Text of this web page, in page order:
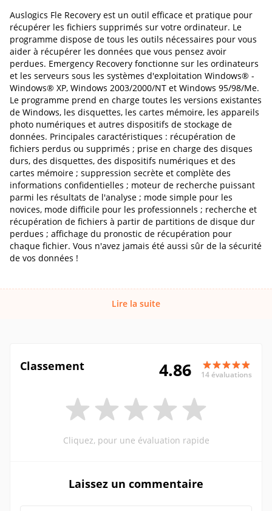
Auslogics Fle Recovery est un outil efficace et pratique pour
récupérer les fichiers supprimés sur votre ordinateur. Le
programme dispose de tous les outils nécessaires pour vous
aider à récupérer les données que vous pensez avoir
perdues. Emergency Recovery fonctionne sur les ordinateurs
et les serveurs sous les systèmes d'exploitation Windows® -
Windows® XP, Windows 2003/2000/NT et Windows 95/98/Me.
Le programme prend en charge toutes les versions existantes
de Windows, les disquettes, les cartes mémoire, les appareils
photo numériques et autres dispositifs de stockage de
données. Principales caractéristiques : récupération de
fichiers perdus ou supprimés ; prise en charge des disques
durs, des disquettes, des dispositifs numériques et des
cartes mémoire ; suppression secrète et complète des
informations confidentielles ; moteur de recherche puissant
parmi les résultats de l'analyse ; mode simple pour les
novices, mode difficile pour les professionnels ; recherche et
récupération de fichiers à partir de partitions de disque dur
perdues ; affichage du pronostic de récupération pour
chaque fichier. Vous n'avez jamais été aussi sûr de la sécurité
de vos données !
Lire la suite
Classement 4.86 14 évaluations
Cliquez, pour une évaluation rapide
Laissez un commentaire